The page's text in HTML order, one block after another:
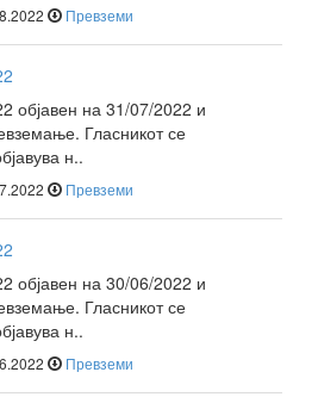
Превземи
објавен на 31/07/2022 и
Гласникот се
н..
Превземи
објавен на 30/06/2022 и
Гласникот се
н..
Превземи